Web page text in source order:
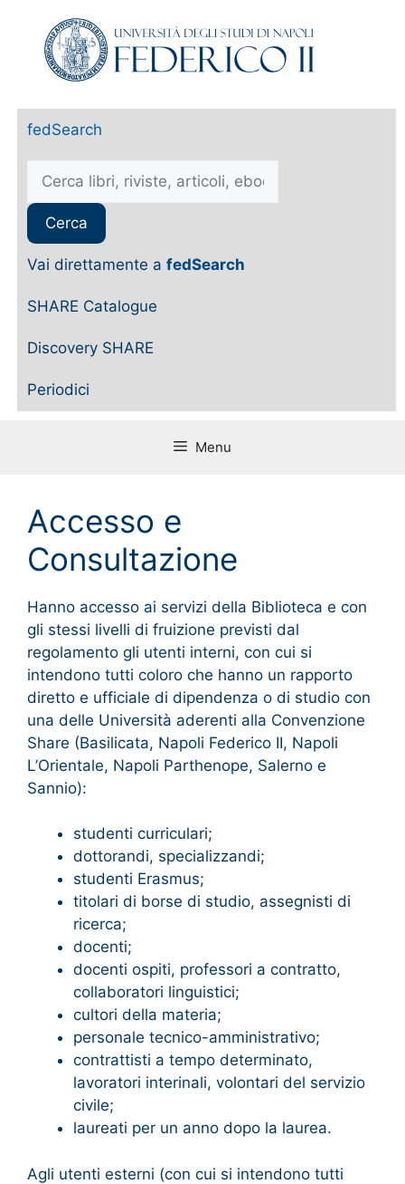
fedSearch
Vai direttamente a fedSearch
SHARE Catalogue
Discovery SHARE
Periodici
Menu
Accesso e
Consultazione
Hanno accesso ai servizi della Biblioteca e con
gli stessi livelli di fruizione previsti dal
regolamento gli utenti interni, con cui si
intendono tutti coloro che hanno un rapporto
diretto e ufficiale di dipendenza o di studio con
una delle Università aderenti alla Convenzione
Share (Basilicata, Napoli Federico II, Napoli
L’Orientale, Napoli Parthenope, Salerno e
Sannio):
studenti curriculari;
dottorandi, specializzandi;
studenti Erasmus;
titolari di borse di studio, assegnisti di
ricerca;
docenti;
docenti ospiti, professori a contratto,
collaboratori linguistici;
cultori della materia;
personale tecnico-amministrativo;
contrattisti a tempo determinato,
lavoratori interinali, volontari del servizio
civile;
laureati per un anno dopo la laurea.
Agli utenti esterni (con cui si intendono tutti